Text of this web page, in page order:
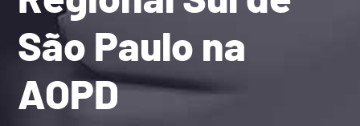
São Paulo na
AOPD